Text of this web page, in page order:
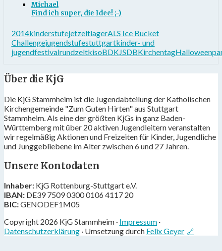
Michael
Find ich super, die Idee! ;-)
2014kinderstufejetzeltlagerALS Ice Bucket
Challengejugendstufestuttgartkinder- und
jugendfestivalrundzeltkisoBDKJSDBKirchentag
Über die KjG
Die KjG Stammheim ist die Jugendabteilung der Katholischen
Kirchengemeinde "Zum Guten Hirten" aus Stuttgart
Stammheim. Als eine der größten KjGs in ganz Baden-
Württemberg mit über 20 aktiven Jugendleitern veranstalten
wir regelmäßig Aktionen und Freizeiten für Kinder, Jugendliche
und Junggebliebene im Alter zwischen 6 und 27 Jahren.
Unsere Kontodaten
Inhaber: KjG Rottenburg-Stuttgart e.V.
IBAN: DE39 7509 0300 0106 4117 20
BIC:GENODEF1M05
Copyright 2026 KjG Stammheim · Impressum ·
Datenschutzerklärung · Umsetzung durch Felix Geyer